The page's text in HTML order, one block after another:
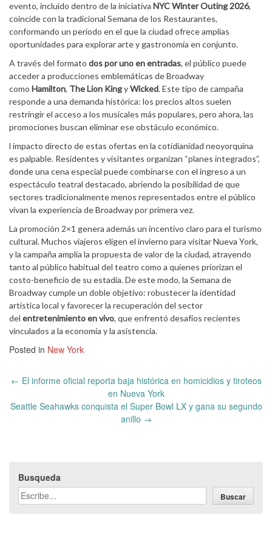
evento, incluido dentro de la iniciativa NYC Winter Outing 2026,
coincide con la tradicional Semana de los Restaurantes,
conformando un periodo en el que la ciudad ofrece amplias
oportunidades para explorar arte y gastronomía en conjunto.
A través del formato dos por uno en entradas, el público puede
acceder a producciones emblemáticas de Broadway
como Hamilton, The Lion KingyWicked. Este tipo de campaña
responde a una demanda histórica: los precios altos suelen
restringir el acceso a los musicales más populares, pero ahora, las
promociones buscan eliminar ese obstáculo económico.
l impacto directo de estas ofertas en la cotidianidad neoyorquina
es palpable. Residentes y visitantes organizan “planes integrados”,
donde una cena especial puede combinarse con el ingreso a un
espectáculo teatral destacado, abriendo la posibilidad de que
sectores tradicionalmente menos representados entre el público
vivan la experiencia de Broadway por primera vez.
La promoción 2×1 genera además un incentivo claro para el turismo
cultural. Muchos viajeros eligen el invierno para visitar Nueva York,
y la campaña amplía la propuesta de valor de la ciudad, atrayendo
tanto al público habitual del teatro como a quienes priorizan el
costo-beneficio de su estadía. De este modo, la Semana de
Broadway cumple un doble objetivo: robustecer la identidad
artística local y favorecer la recuperación del sector
del entretenimiento en vivo, que enfrentó desafíos recientes
vinculados a la economía y la asistencia.
Posted in New York
Post
← El informe oficial reporta baja histórica en homicidios y tiroteos
en Nueva York
Seattle Seahawks conquista el Super Bowl LX y gana su segundo
anillo →
Busqueda
Buscar